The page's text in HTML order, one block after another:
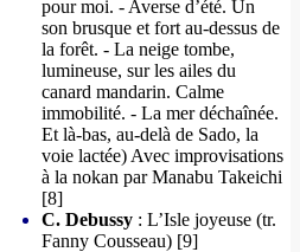
pour moi. - Averse d’été. Un
son brusque et fort au-dessus de
la forêt. - La neige tombe,
lumineuse, sur les ailes du
canard mandarin. Calme
immobilité. - La mer déchaînée.
Et là-bas, au-delà de Sado, la
voie lactée) Avec improvisations
à la nokan par Manabu Takeichi
[8]
C. Debussy : L’Isle joyeuse (tr.
Fanny Cousseau) [9]